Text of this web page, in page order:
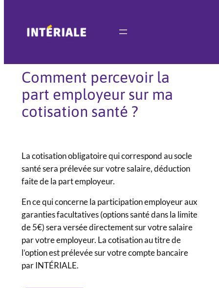
contenuComment percevoir la
part employeur sur ma
cotisation santé ?
La cotisation obligatoire qui correspond au socle
santé sera prélevée sur votre salaire, déduction
faite de la part employeur.
En ce qui concerne la participation employeur aux
garanties facultatives (options santé dans la limite
de 5€) sera versée directement sur votre salaire
par votre employeur. La cotisation au titre de
l’option est prélevée sur votre compte bancaire
par INTÉRIALE.